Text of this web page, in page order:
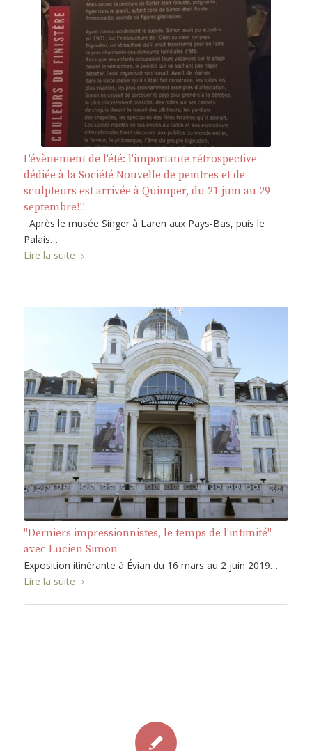
L'évènement de l'été: l'importante rétrospective
dédiée à la Société Nouvelle de peintres et de
sculpteurs est arrivée à Quimper, du 21 juin au 29
septembre!!!
Après le musée Singer à Laren aux Pays-Bas, puis le
Palais…
Lire la suite
"Derniers impressionnistes, le temps de l'intimité"
avec Lucien Simon
Exposition itinérante à Évian du 16 mars au 2 juin 2019…
Lire la suite